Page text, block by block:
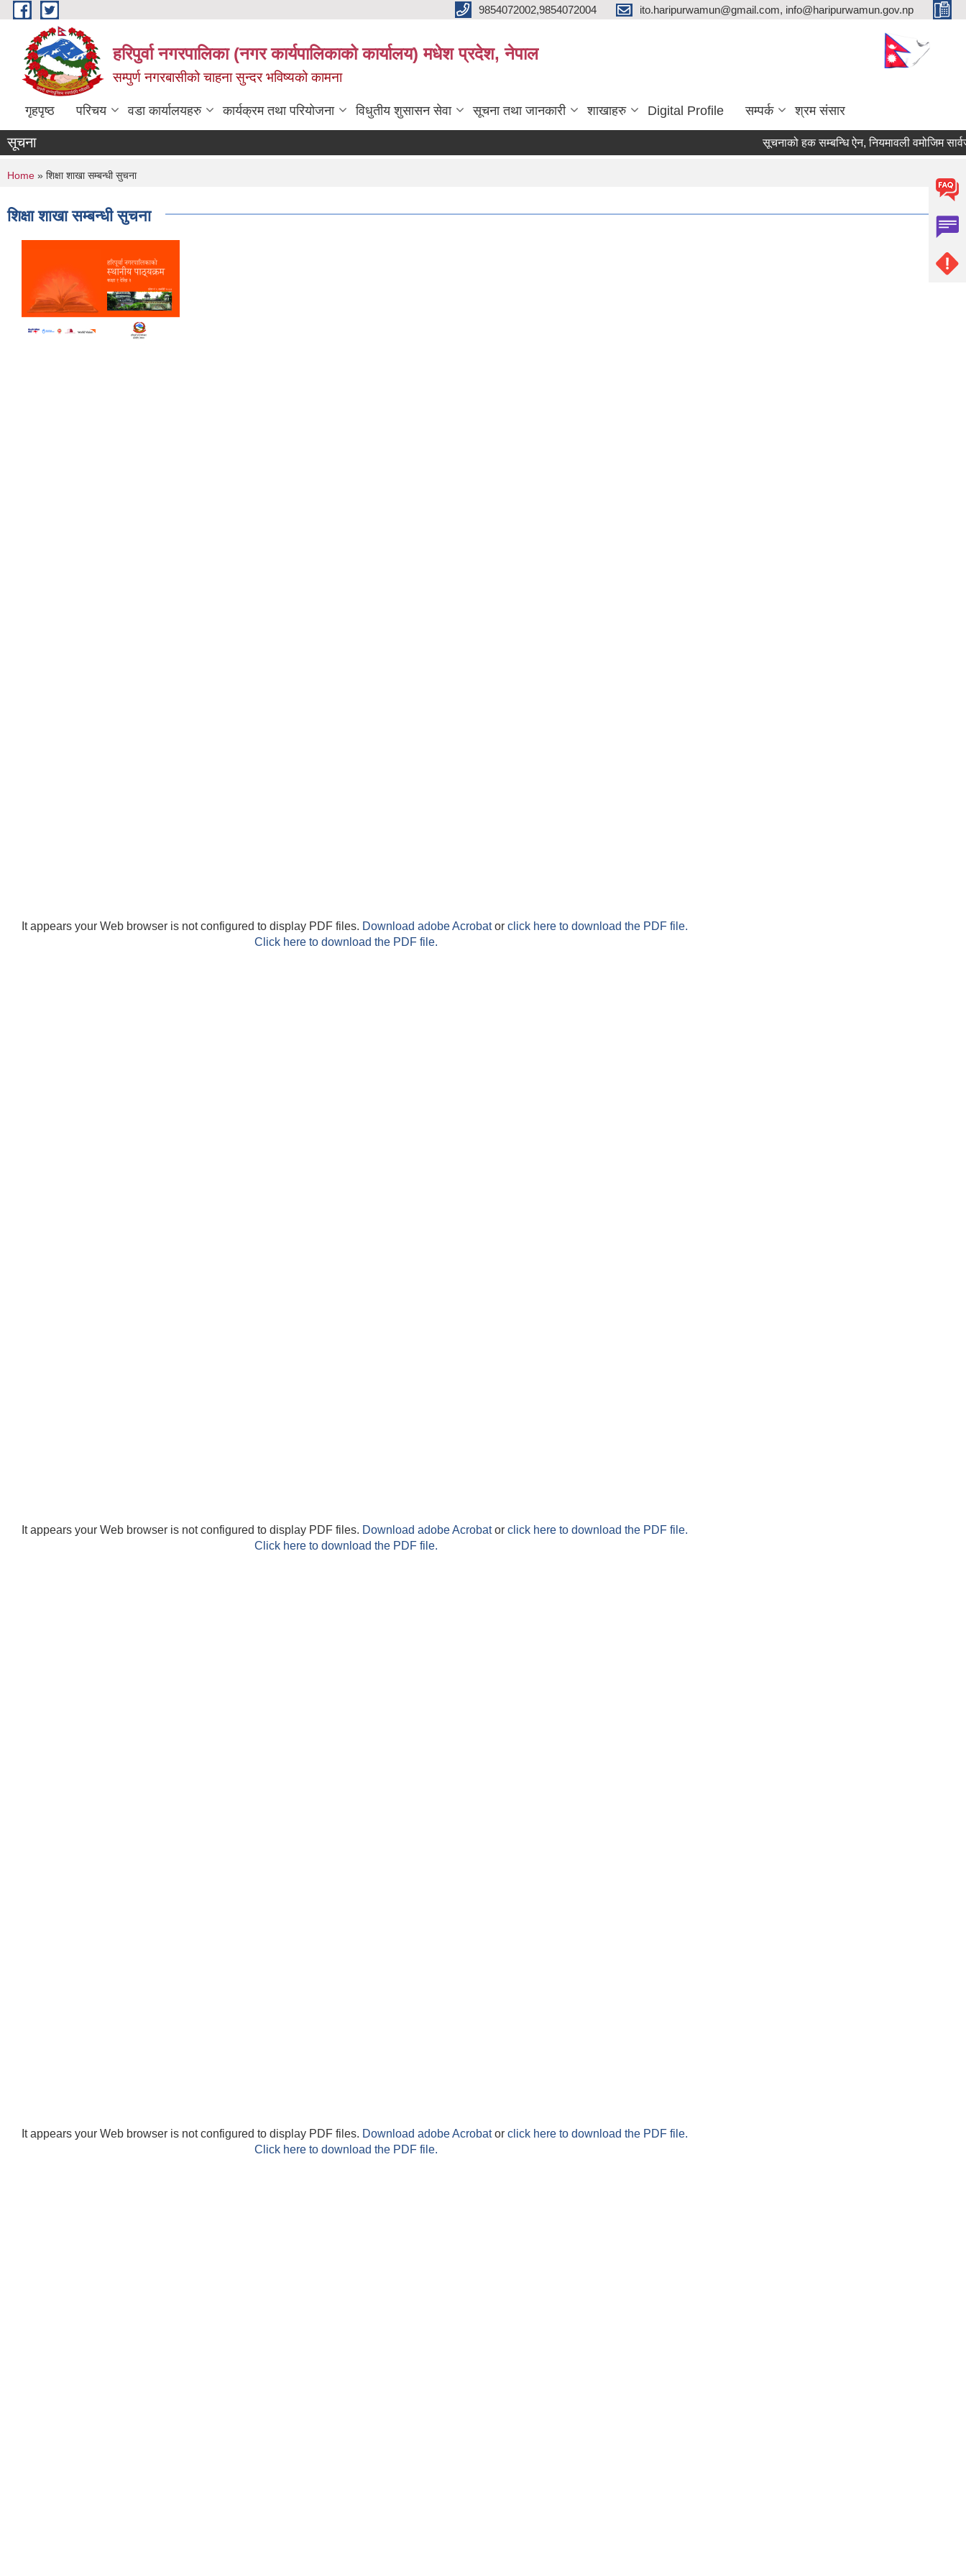
Skip to main content 9854072002,9854072004 ito.haripurwamun@gmail.com, info@haripurwamun.gov.np
हरिपुर्वा नगरपालिका (नगर कार्यपालिकाको कार्यालय) मधेश प्रदेश, नेपाल
सम्पुर्ण नगरबासीको चाहना सुन्दर भविष्यको कामना
गृहपृष्ठ परिचय वडा कार्यालयहरु कार्यक्रम तथा परियोजना विधुतीय शुसासन सेवा सूचना तथा जानकारी शाखाहरु Digital Profile सम्पर्क श्रम संसार
सूचना सूचनाको हक सम्बन्धि ऐन, नियमावली वमोजिम
You are here
Home » शिक्षा शाखा सम्बन्धी सुचना
शिक्षा शाखा सम्बन्धी सुचना
It appears your Web browser is not configured to display PDF files. Download adobe Acrobator click here to download the PDF file.
Click here to download the PDF file.
It appears your Web browser is not configured to display PDF files. Download adobe Acrobator click here to download the PDF file.
Click here to download the PDF file.
It appears your Web browser is not configured to display PDF files. Download adobe Acrobator click here to download the PDF file.
Click here to download the PDF file.